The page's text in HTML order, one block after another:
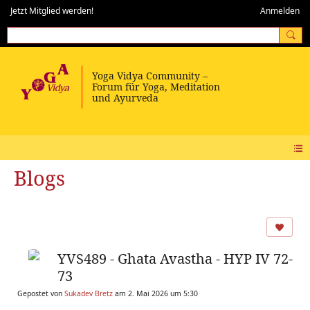
Jetzt Mitglied werden! Anmelden
Blogs
YVS489 - Ghata Avastha - HYP IV 72-
73
Gepostet von Sukadev Bretz am 2. Mai 2026 um 5:30